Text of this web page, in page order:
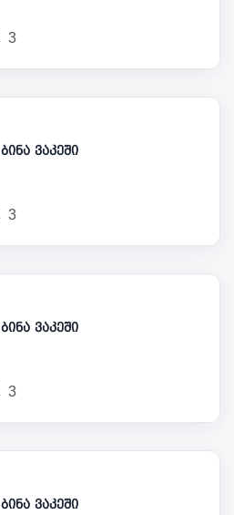
3
420 000
იყიდება 3 ოთახიანი ბინა ვაკეში
3
450 000
იყიდება 3 ოთახიანი ბინა ვაკეში
3
460 000
იყიდება 3 ოთახიანი ბინა ვაკეში